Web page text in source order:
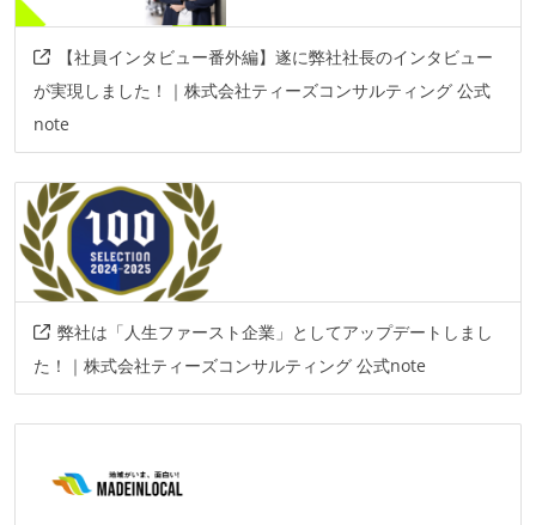
【社員インタビュー番外編】遂に弊社社長のインタビュー
が実現しました！｜株式会社ティーズコンサルティング 公式
note
弊社は「人生ファースト企業」としてアップデートしまし
た！｜株式会社ティーズコンサルティング 公式note